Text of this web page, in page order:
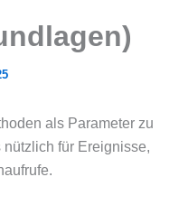
als Parameter zu
für Ereignisse,